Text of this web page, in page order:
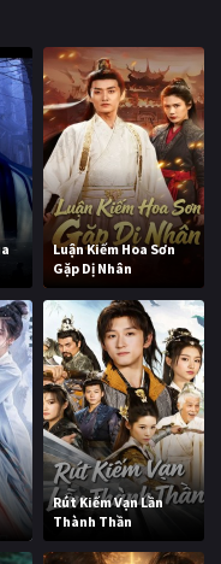
Luận Kiếm Hoa Sơn
Gặp Dị Nhân
Rút Kiếm Vạn Lần
Thành Thần